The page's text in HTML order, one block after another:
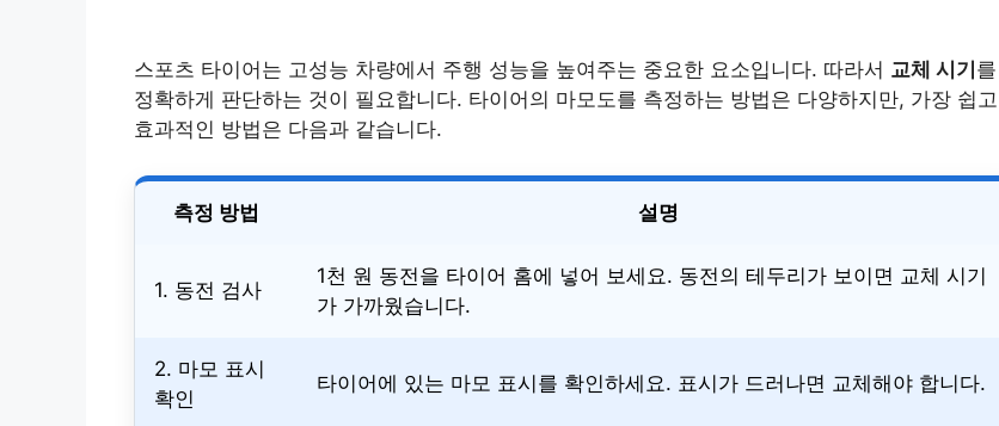
스포츠 타이어는 고성능 차량에서 주행 성능을 높여주는 중요한 요소입니다. 따라서 교체 시기 를
정확하게 판단하는 것이 필요합니다. 타이어의 마모도를 측정하는 방법은 다양하지만, 가장 쉽고
효과적인 방법은 다음과 같습니다.
측정 방법 설명
1. 동전 검사
1천 원 동전을 타이어 홈에 넣어 보세요. 동전의 테두리가 보이면 교체 시기
가 가까웠습니다.
2. 마모 표시
확인
타이어에 있는 마모 표시를 확인하세요. 표시가 드러나면 교체해야 합니다.